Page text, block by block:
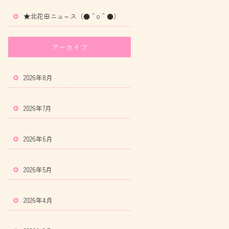
★北花田ニュ～ス（●＾o＾●）
アーカイブ
2026年8月
2026年7月
2026年6月
2026年5月
2026年4月